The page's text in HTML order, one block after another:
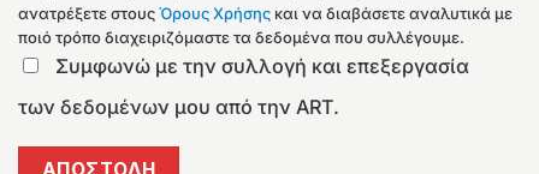
ανατρέξετε στουςΌρους Χρήσης και να διαβάσετε αναλυτικά με
ποιό τρόπο διαχειριζόμαστε τα δεδομένα που συλλέγουμε.
Συμφωνώ με την συλλογή και επεξεργασία
των δεδομένων μου από την ART.